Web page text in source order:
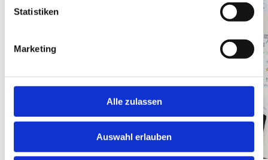
Statistiken
Marketing
Alle zulassen
Auswahl erlauben